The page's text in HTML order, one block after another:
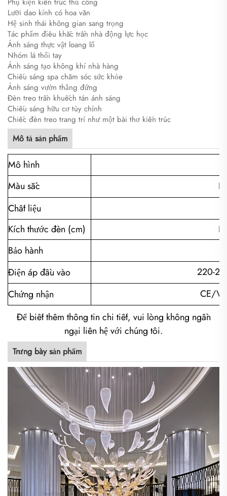
Lưỡi dao kính có hoa văn
Hệ sinh thái không gian sang trọng
Tác phẩm điêu khắc trần nhà động lực học
Ánh sáng thực vật loang lổ
Nhóm lá thổi tay
Ánh sáng tạo không khí nhà hàng
Chiếu sáng spa chăm sóc sức khỏe
Ánh sáng vườn thẳng đứng
Đèn treo trần khuếch tán ánh sáng
Chiếu sáng hữu cơ tùy chỉnh
Chiếc đèn treo trang trí như một bài thơ kiến trúc
Mô tả sản phẩm
Mô hình
Màu sắc
Chất liệu
Kích thước đèn (cm)
Bảo hành
Điện áp đầu vào
220-
Chứng nhận
CE/
Để biết thêm thông tin chi tiết, vui lòng không ngần
ngại liên hệ với chúng tôi.
Trưng bày sản phẩm